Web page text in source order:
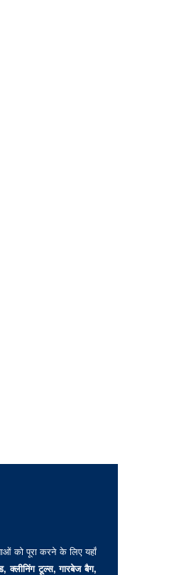
को पूरा करने के लिए यहाँ
क्लीनिंग टूल्स, गारबेज बैग,